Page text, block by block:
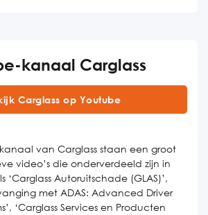
kanaal Carglass
Carglass op Youtube
van Carglass staan een groot
video’s die onderverdeeld zijn in
‘Carglass Autoruitschade (GLAS)’,
met ADAS: Advanced Driver
‘Carglass Services en Producten